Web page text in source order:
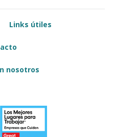
Links útiles
nosotros